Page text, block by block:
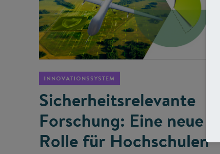
INNOVATIONSSYSTEM
Sicherheitsrelevante
Forschung: Eine neue
Rolle für Hochschulen